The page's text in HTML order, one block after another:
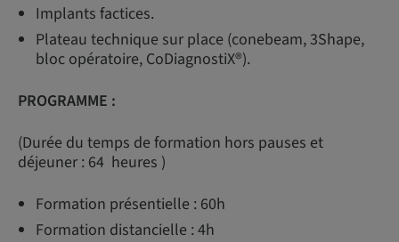
Implants factices.
Plateau technique sur place (conebeam, 3Shape,
bloc opératoire, CoDiagnostiX®).
PROGRAMME :
(Durée du temps de formation hors pauses et
déjeuner : 64 heures )
Formation présentielle : 60h
Formation distancielle : 4h